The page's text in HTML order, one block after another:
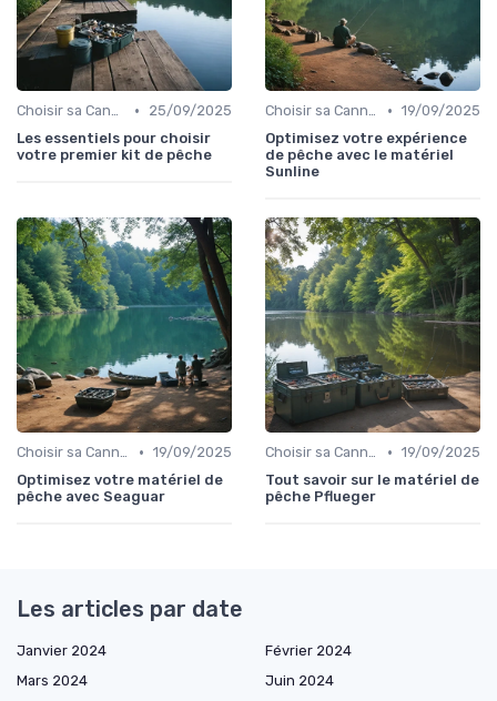
Choisir sa Canne et son Équipement •
25/09/2025
Les essentiels pour choisir
votre premier kit de pêche
Choisir sa Canne et son Équipement • 19/09/2025
Optimisez votre expérience
de pêche avec le matériel
Sunline
Choisir sa Canne et son Équipement • 19/09/2025
Optimisez votre matériel de
pêche avec Seaguar
Choisir sa Canne et son Équipement • 19/09/2025
Tout savoir sur le matériel de
pêche Pflueger
Les articles par date
Janvier 2024
Février 2024
Mars 2024
Juin 2024